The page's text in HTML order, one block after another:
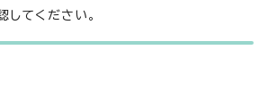
してください。